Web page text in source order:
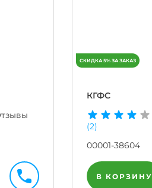
КГФС
(2)
00001-38604
В КОРЗИНУ